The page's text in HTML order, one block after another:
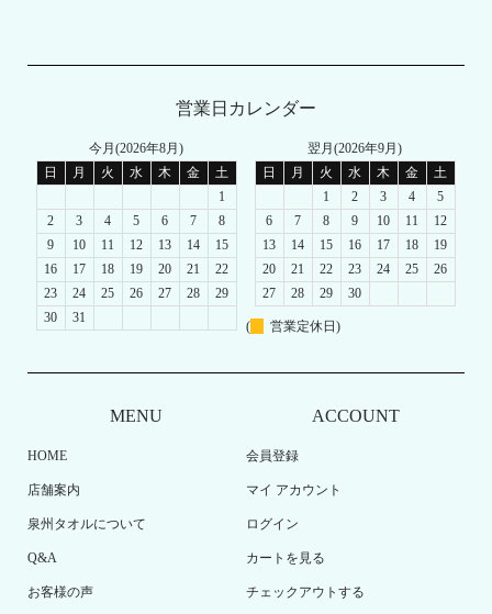
営業日カレンダー
今月(2026年8月)
日
月 火 水 木 金
土
1
2
3 4 5 6 7
8
9
10 11 12 13 14
15
16
17 18 19 20 21
22
23
24 25 26 27 28
29
30
31
翌月(2026年9月)
日
月 火 水 木 金
土
1
2 3 4
5
6
7 8 9 10 11
12
13
14 15 16 17 18
19
20
21 22 23 24 25
26
27
28 29 30
( 営業定休日)
MENU
HOME
店舗案内
泉州タオルについて
Q&A
お客様の声
ACCOUNT
会員登録
マイ アカウント
ログイン
カートを見る
チェックアウトする